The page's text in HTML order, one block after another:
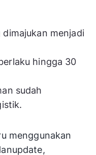
menjadi
hingga 30
sudah
menggunakan